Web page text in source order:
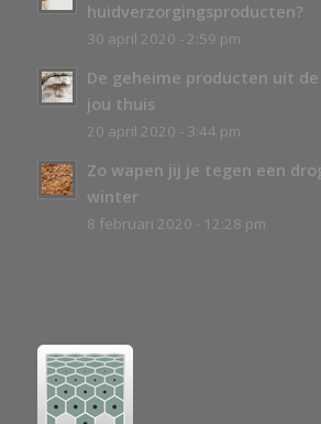
huidverzorgingsproducten?
30 april 2020 - 2:59 pm
De geheime producten uit
jou thuis
20 april 2020 - 3:44 pm
Zo wapen jij je tegen een
winter
8 februari 2020 - 12:28 pm